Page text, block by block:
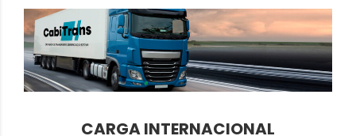
CARGA INTERNACIONAL